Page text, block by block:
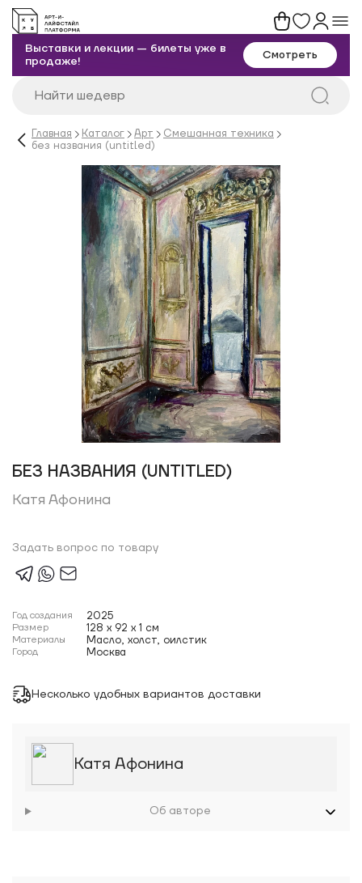
Выставки и лекции — билеты уже в
продаже!
Смотреть
Главная Каталог Арт
Смешанная техника
без названия (untitled)
БЕЗ НАЗВАНИЯ (UNTITLED)
Катя Афонина
Задать вопрос по товару
Год создания 2025
Размер 128 x 92 x 1 см
Материалы Масло, холст, оилстик
Город Москва
Несколько удобных вариантов доставки
Катя Афонина
Об авторе